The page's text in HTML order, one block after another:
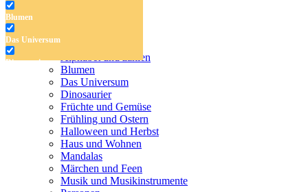
Blumen
Das Universum
Dinosaurier
Früchte und Gemüse
Frühling und Ostern
Halloween und Herbst
Haus und Wohnen
Malvorlagen für Kinder
Alphabet und zahlen
Blumen
Das Universum
Dinosaurier
Früchte und Gemüse
Frühling und Ostern
Halloween und Herbst
Haus und Wohnen
Mandalas
Märchen und Feen
Musik und Musikinstrumente